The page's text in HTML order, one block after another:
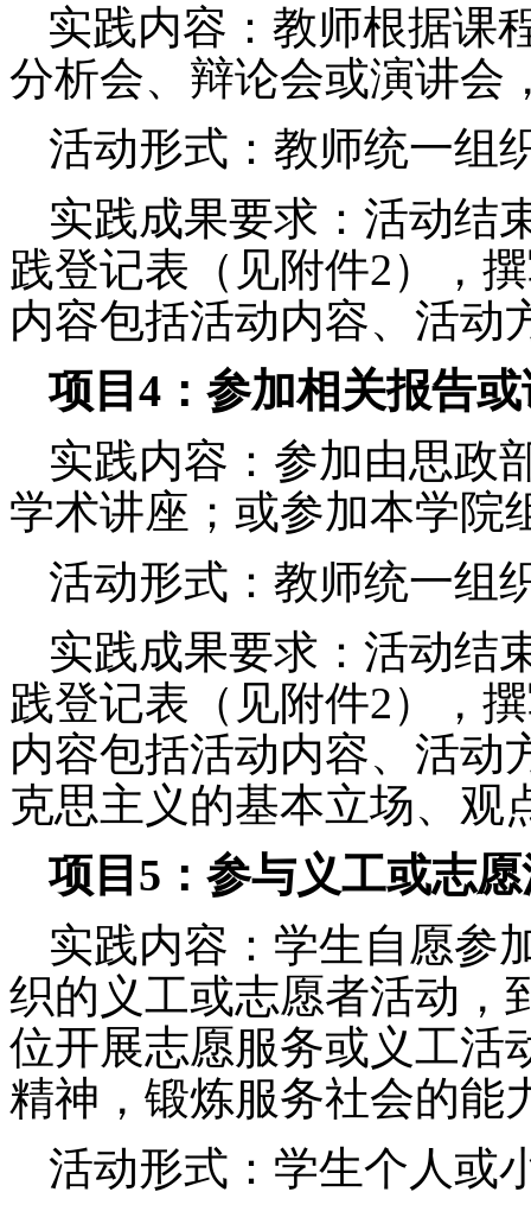
实践内容 ：教师根据课
分析会、辩论会或演讲会
活动形式：教师统一组
实践成果要求： 活动结
践登记表（见附件2），
内容包括活动内容、活动
项目 4：参加相关报告
实践内容 ：参加由思政
学术讲座；或参加本学院
活动形式：教师统一组
实践成果要求： 活动结
践登记表（见附件2），
内容包括活动内容、活动
克思主义的基本立场、观
项目 5 ：参与义工或志
实践内容： 学生自愿参
织的义工或志愿者活动，
位开展志愿服务或义工活
精神，锻炼服务社会的能
活动形式：学生个人或